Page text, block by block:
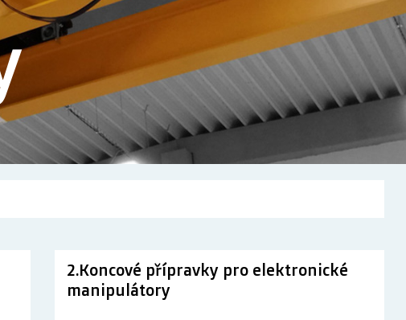
2.Koncové přípravky pro elektronické
manipulátory